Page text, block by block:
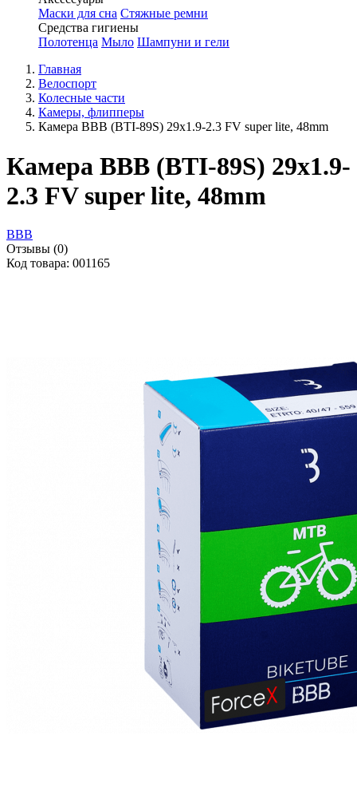
Маски для сна Стяжные ремни
Средства гигиены
Полотенца Мыло Шампуни и гели
Главная
Велоспорт
Колесные части
Камеры, флипперы
Камера ВВВ (BTI-89S) 29x1.9-2.3 FV super lite, 48mm
Камера ВВВ (BTI-89S) 29x1.9-
2.3 FV super lite, 48mm
BBB
Отзывы (0)
Код товара: 001165